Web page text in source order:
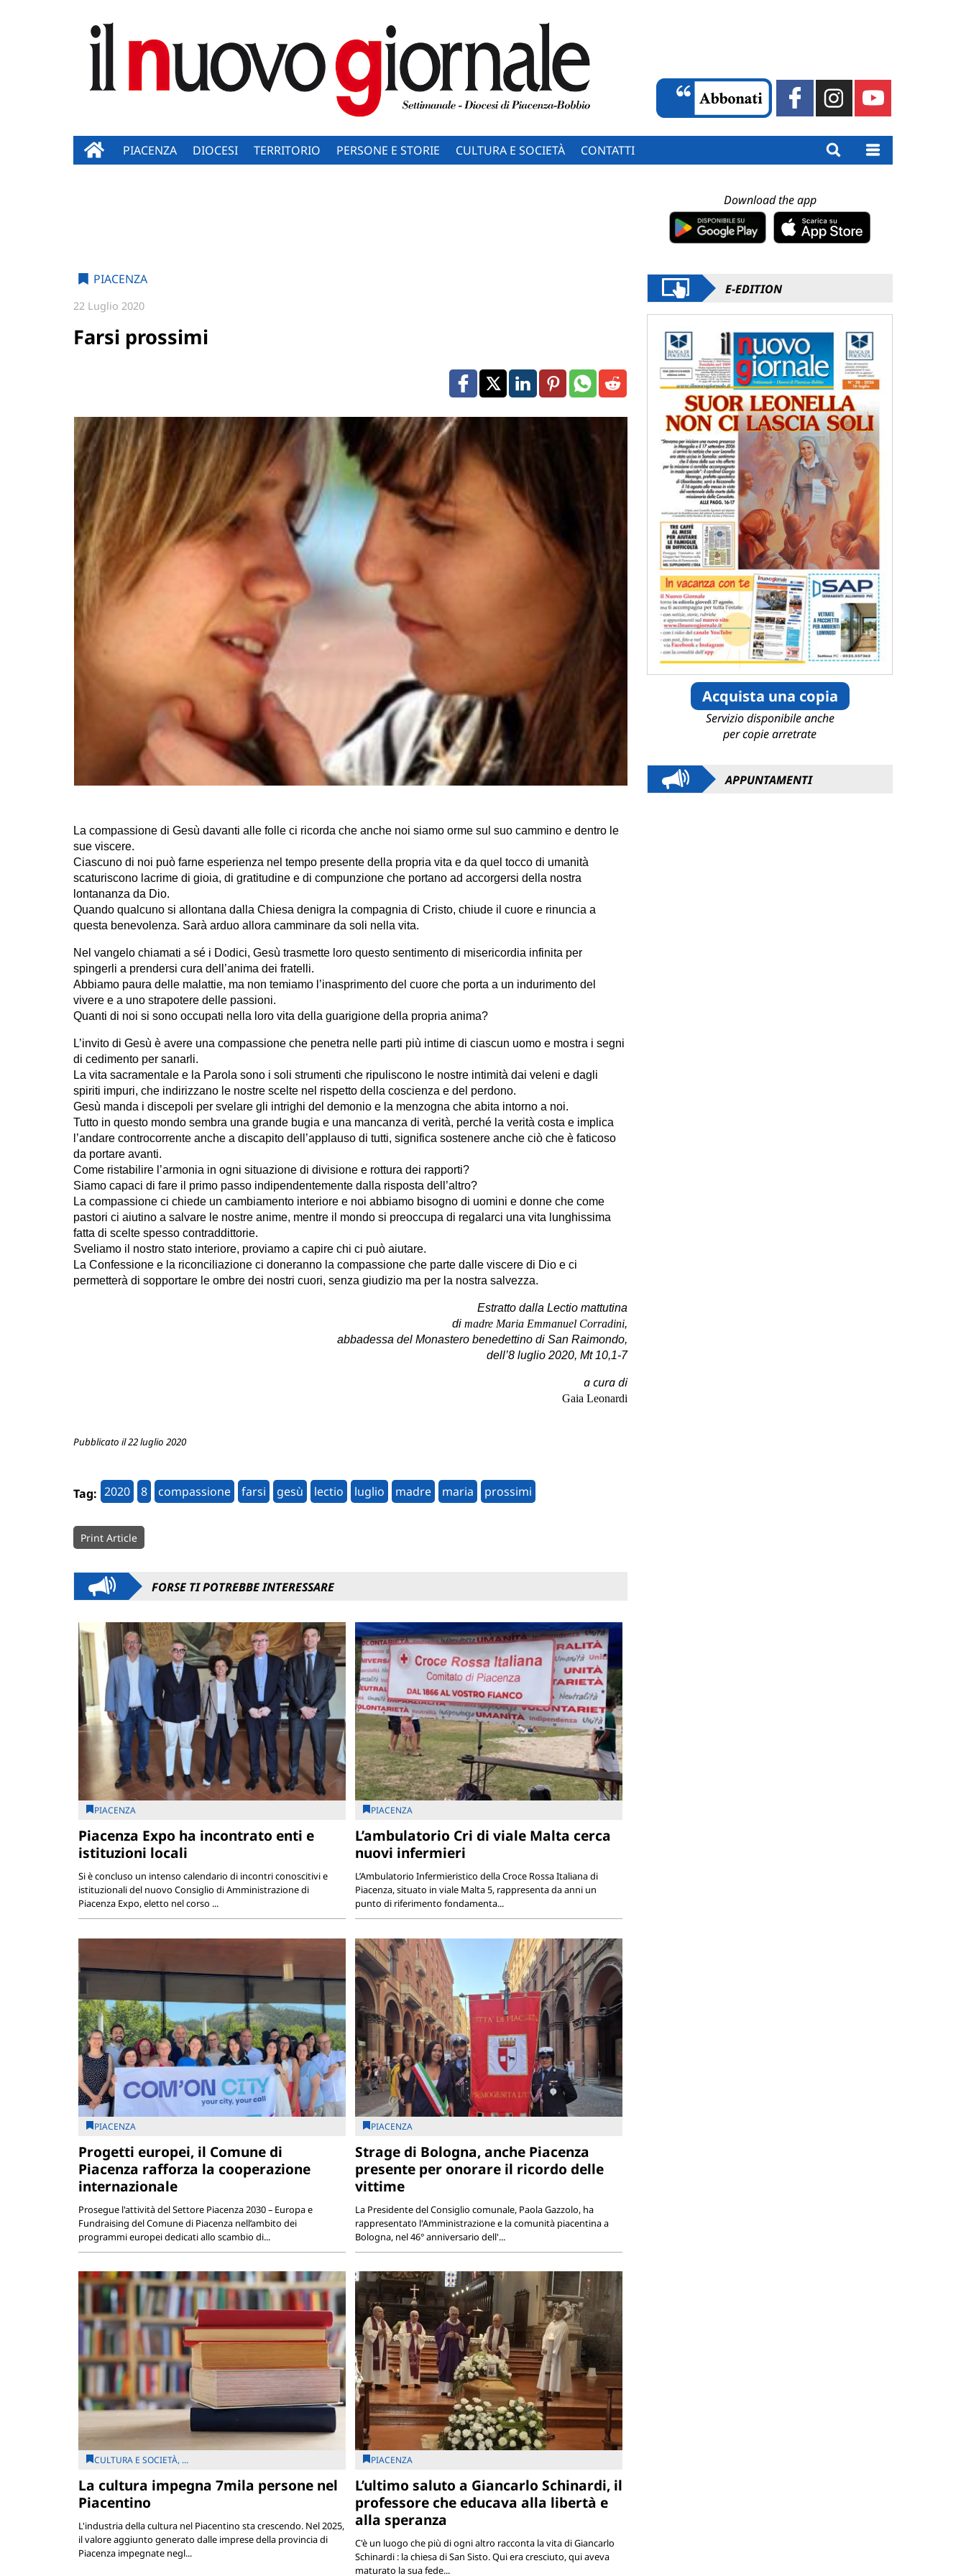
PIACENZA DIOCESI TERRITORIO PERSONE E STORIE CULTURA E SOCIETÀ CONTATTI
PIACENZA
22 Luglio 2020
Farsi prossimi
La compassione di Gesù davanti alle folle ci ricorda che anche noi siamo orme sul suo cammino e dentro le
sue viscere.
Ciascuno di noi può farne esperienza nel tempo presente della propria vita e da quel tocco di umanità
scaturiscono lacrime di gioia, di gratitudine e di compunzione che portano ad accorgersi della nostra
lontananza da Dio.
Quando qualcuno si allontana dalla Chiesa denigra la compagnia di Cristo, chiude il cuore e rinuncia a
questa benevolenza. Sarà arduo allora camminare da soli nella vita.
Nel vangelo chiamati a sé i Dodici, Gesù trasmette loro questo sentimento di misericordia infinita per
spingerli a prendersi cura dell’anima dei fratelli.
Abbiamo paura delle malattie, ma non temiamo l’inasprimento del cuore che porta a un indurimento del
vivere e a uno strapotere delle passioni.
Quanti di noi si sono occupati nella loro vita della guarigione della propria anima?
L’invito di Gesù è avere una compassione che penetra nelle parti più intime di ciascun uomo e mostra i segni
di cedimento per sanarli.
La vita sacramentale e la Parola sono i soli strumenti che ripuliscono le nostre intimità dai veleni e dagli
spiriti impuri, che indirizzano le nostre scelte nel rispetto della coscienza e del perdono.
Gesù manda i discepoli per svelare gli intrighi del demonio e la menzogna che abita intorno a noi.
Tutto in questo mondo sembra una grande bugia e una mancanza di verità, perché la verità costa e implica
l’andare controcorrente anche a discapito dell’applauso di tutti, significa sostenere anche ciò che è faticoso
da portare avanti.
Come ristabilire l’armonia in ogni situazione di divisione e rottura dei rapporti?
Siamo capaci di fare il primo passo indipendentemente dalla risposta dell’altro?
La compassione ci chiede un cambiamento interiore e noi abbiamo bisogno di uomini e donne che come
pastori ci aiutino a salvare le nostre anime, mentre il mondo si preoccupa di regalarci una vita lunghissima
fatta di scelte spesso contraddittorie.
Sveliamo il nostro stato interiore, proviamo a capire chi ci può aiutare.
La Confessione e la riconciliazione ci doneranno la compassione che parte dalle viscere di Dio e ci
permetterà di sopportare le ombre dei nostri cuori, senza giudizio ma per la nostra salvezza.
Estratto dalla Lectio mattutina
dimadre Maria Emmanuel Corradini,
abbadessa del Monastero benedettino di San Raimondo,
dell’8 luglio 2020, Mt 10,1-7
a cura di
Gaia Leonardi
Pubblicato il 22 luglio 2020
Tag: 2020 8 compassione farsi gesù lectio luglio madre maria prossimi
Print Article
FORSE TI POTREBBE INTERESSARE
PIACENZA
Piacenza Expo ha incontrato enti e
istituzioni locali
Si è concluso un intenso calendario di incontri conoscitivi e
istituzionali del nuovo Consiglio di Amministrazione di
Piacenza Expo, eletto nel corso ...
PIACENZA
L’ambulatorio Cri di viale Malta cerca
nuovi infermieri
L’Ambulatorio Infermieristico della Croce Rossa Italiana di
Piacenza, situato in viale Malta 5, rappresenta da anni un
punto di riferimento fondamenta...
PIACENZA
Progetti europei, il Comune di
Piacenza rafforza la cooperazione
internazionale
Prosegue l'attività del Settore Piacenza 2030 – Europa e
Fundraising del Comune di Piacenza nell’ambito dei
programmi europei dedicati allo scambio di...
PIACENZA
Strage di Bologna, anche Piacenza
presente per onorare il ricordo delle
vittime
La Presidente del Consiglio comunale, Paola Gazzolo, ha
rappresentato l'Amministrazione e la comunità piacentina a
Bologna, nel 46° anniversario dell'...
CULTURA E SOCIETÀ, ...
La cultura impegna 7mila persone nel
Piacentino
L'industria della cultura nel Piacentino sta crescendo. Nel 2025,
il valore aggiunto generato dalle imprese della provincia di
Piacenza impegnate negl...
PIACENZA
L’ultimo saluto a Giancarlo Schinardi, il
professore che educava alla libertà e
alla speranza
C'è un luogo che più di ogni altro racconta la vita di Giancarlo
Schinardi : la chiesa di San Sisto. Qui era cresciuto, qui aveva
maturato la sua fede...
Download the app
E-EDITION
Acquista una copia
Servizio disponibile anche
per copie arretrate
APPUNTAMENTI